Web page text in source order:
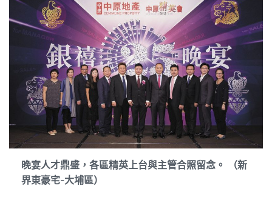
晚宴人才鼎盛，各區精英上台與主管合照留念。 （新
界東豪宅-大埔區）